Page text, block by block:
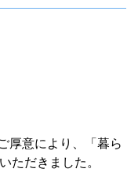
厚意により、「暮ら
ただきました。